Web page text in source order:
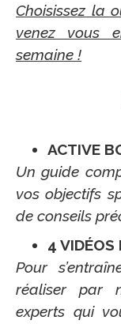
Choisissez la
venez vous
semaine !
ACTIVE
Un guide
vos objectifs
de conseils
4 VIDÉOS
Pour
réaliser par
experts qui